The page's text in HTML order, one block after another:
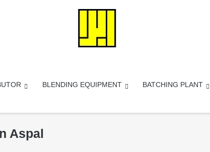
BLENDING EQUIPMENT BATCHING PLANT
Aspal